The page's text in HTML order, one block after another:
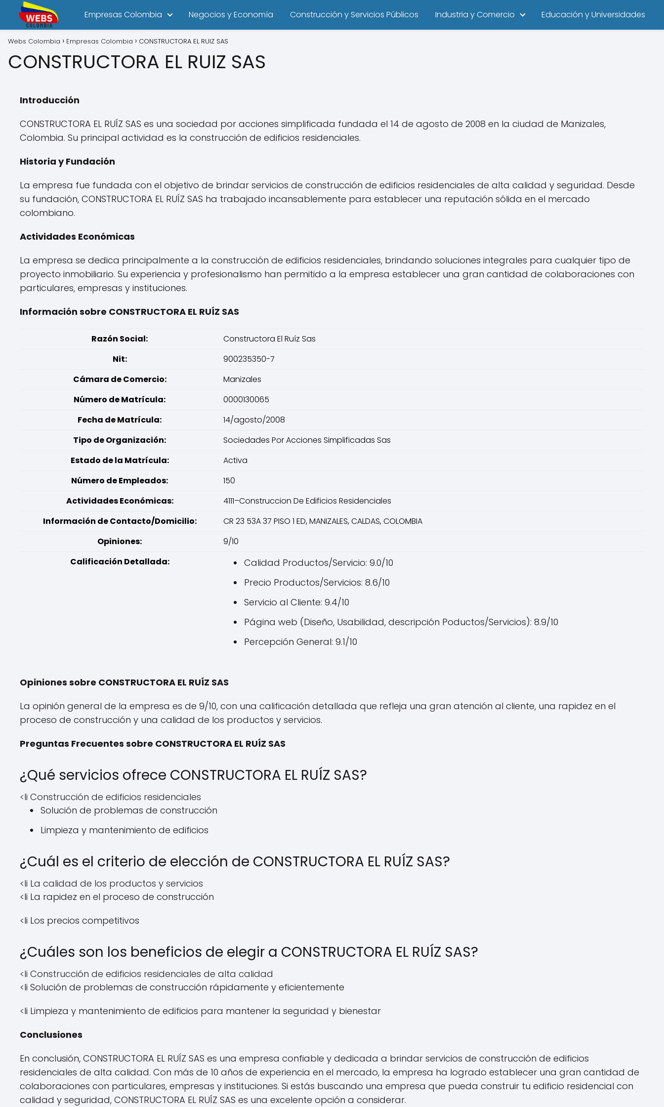
Empresas Colombia Negocios y Economía Construcción y Servicios Públicos Industria y Comercio Educación y Universidades
Webs Colombia Empresas Colombia CONSTRUCTORA EL RUIZ SAS
CONSTRUCTORA EL RUIZ SAS
Introducción
CONSTRUCTORA EL RUÍZ SAS es una sociedad por acciones simplificada fundada el 14 de agosto de 2008 en la ciudad de Manizales,
Colombia. Su principal actividad es la construcción de edificios residenciales.
Historia y Fundación
La empresa fue fundada con el objetivo de brindar servicios de construcción de edificios residenciales de alta calidad y seguridad. Desde
su fundación, CONSTRUCTORA EL RUÍZ SAS ha trabajado incansablemente para establecer una reputación sólida en el mercado
colombiano.
Actividades Económicas
La empresa se dedica principalmente a la construcción de edificios residenciales, brindando soluciones integrales para cualquier tipo de
proyecto inmobiliario. Su experiencia y profesionalismo han permitido a la empresa establecer una gran cantidad de colaboraciones con
particulares, empresas y instituciones.
Información sobre CONSTRUCTORA EL RUÍZ SAS
Razón Social:
Constructora El Ruíz Sas
Nit:
900235350-7
Cámara de Comercio:
Manizales
Número de Matrícula:
0000130065
Fecha de Matrícula:
14/agosto/2008
Tipo de Organización:
Sociedades Por Acciones Simplificadas Sas
Estado de la Matrícula:
Activa
Número de Empleados:
150
Actividades Económicas:
4111–Construccion De Edificios Residenciales
Información de Contacto/Domicilio:
CR 23 53A 37 PISO 1 ED, MANIZALES, CALDAS, COLOMBIA
Opiniones:
9/10
Calificación Detallada:
Calidad Productos/Servicio: 9.0/10
Precio Productos/Servicios: 8.6/10
Servicio al Cliente: 9.4/10
Página web (Diseño, Usabilidad, descripción Poductos/Servicios): 8.9/10
Percepción General: 9.1/10
Opiniones sobre CONSTRUCTORA EL RUÍZ SAS
La opinión general de la empresa es de 9/10, con una calificación detallada que refleja una gran atención al cliente, una rapidez en el
proceso de construcción y una calidad de los productos y servicios.
Preguntas Frecuentes sobre CONSTRUCTORA EL RUÍZ SAS
¿Qué servicios ofrece CONSTRUCTORA EL RUÍZ SAS?
<li Construcción de edificios residenciales
Solución de problemas de construcción
Limpieza y mantenimiento de edificios
¿Cuál es el criterio de elección de CONSTRUCTORA EL RUÍZ SAS?
<li La calidad de los productos y servicios
<li La rapidez en el proceso de construcción
<li Los precios competitivos
¿Cuáles son los beneficios de elegir a CONSTRUCTORA EL RUÍZ SAS?
<li Construcción de edificios residenciales de alta calidad
<li Solución de problemas de construcción rápidamente y eficientemente
<li Limpieza y mantenimiento de edificios para mantener la seguridad y bienestar
Conclusiones
En conclusión, CONSTRUCTORA EL RUÍZ SAS es una empresa confiable y dedicada a brindar servicios de construcción de edificios
residenciales de alta calidad. Con más de 10 años de experiencia en el mercado, la empresa ha logrado establecer una gran cantidad de
colaboraciones con particulares, empresas y instituciones. Si estás buscando una empresa que pueda construir tu edificio residencial con
calidad y seguridad, CONSTRUCTORA EL RUÍZ SAS es una excelente opción a considerar.